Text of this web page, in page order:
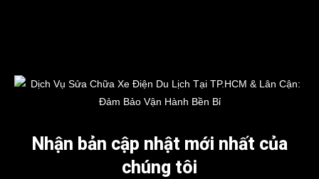
Nhận bản cập nhật mới nhất của
chúng tôi